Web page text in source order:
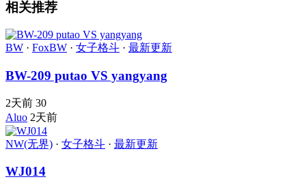
相关推荐
BW · FoxBW · 女子格斗 · 最新更新
BW-209 putao VS yangyang
2天前 30
Aluo 2天前
NW(无界) · 女子格斗 · 最新更新
WJ014